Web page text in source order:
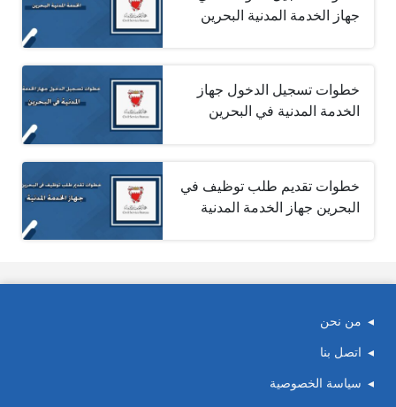
جهاز الخدمة المدنية البحرين
خطوات تسجيل الدخول جهاز
الخدمة المدنية‎ في البحرين
خطوات تقديم طلب توظيف في
البحرين جهاز الخدمة المدنية
من نحن
اتصل بنا
سياسة الخصوصية